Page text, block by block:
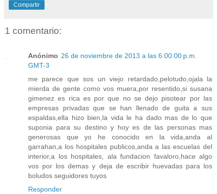
Compartir
1 comentario:
Anónimo 26 de noviembre de 2013 a las 6:00:00 p.m.
GMT-3
me parece que sos un viejo retardado,pelotudo,ojala la
mierda de gente como vos muera,por resentido,si susana
gimenez es rica es por que no se dejo pisotear por las
empresas privadas que se han llenado de guita a sus
espaldas,ella hizo bien,la vida le ha dado mas de lo que
suponia para su destino y hoy es de las personas mas
generosas que yo he conocido en la vida,anda al
garrahan,a los hospitales publicos,anda a las escuelas del
interior,a los hospitales, ala fundacion favaloro,hace algo
vos por los demas y deja de escribir huevadas para los
boludos seguidores tuyos
Responder